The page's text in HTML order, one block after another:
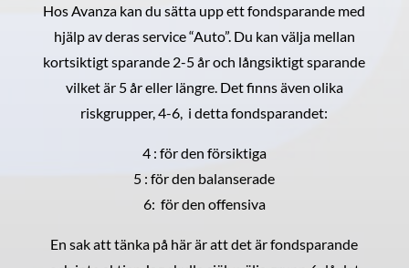
Hos Avanza kan du sätta upp ett fondsparande med
hjälp av deras service “Auto”. Du kan välja mellan
kortsiktigt sparande 2-5 år och långsiktigt sparande
vilket är 5 år eller längre. Det finns även olika
riskgrupper, 4-6, i detta fondsparandet:
4 : för den försiktiga
5 : för den balanserade
6: för den offensiva
En sak att tänka på här är att det är fondsparande